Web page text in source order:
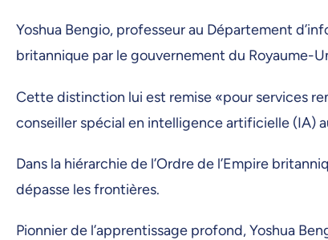
Yoshua Bengio, professeur au Département
britannique par le gouvernement du Royaume-
Cette distinction lui est remise «pour services
conseiller spécial en intelligence artificielle (IA)
Dans la hiérarchie de l’Ordre de l’Empire
dépasse les frontières.
Pionnier de l’apprentissage profond, Yoshua